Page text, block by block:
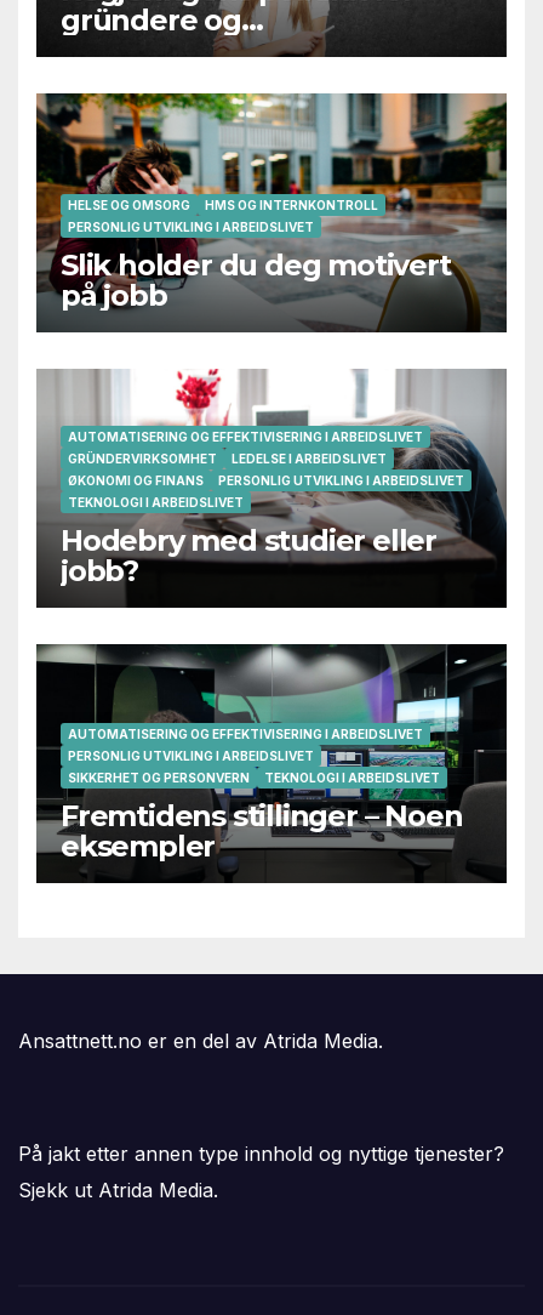
gründere og
oppstartsbedrifter svikter
HELSE OG OMSORG
HMS OG INTERNKONTROLL
PERSONLIG UTVIKLING I ARBEIDSLIVET
Slik holder du deg motivert
på jobb
AUTOMATISERING OG EFFEKTIVISERING I ARBEIDSLIVET
GRÜNDERVIRKSOMHET
LEDELSE I ARBEIDSLIVET
ØKONOMI OG FINANS
PERSONLIG UTVIKLING I ARBEIDSLIVET
TEKNOLOGI I ARBEIDSLIVET
Hodebry med studier eller
jobb?
AUTOMATISERING OG EFFEKTIVISERING I ARBEIDSLIVET
PERSONLIG UTVIKLING I ARBEIDSLIVET
SIKKERHET OG PERSONVERN
TEKNOLOGI I ARBEIDSLIVET
Fremtidens stillinger – Noen
eksempler
Ansattnett.no er en del av Atrida Media.
På jakt etter annen type innhold og nyttige tjenester?
Sjekk ut Atrida Media.